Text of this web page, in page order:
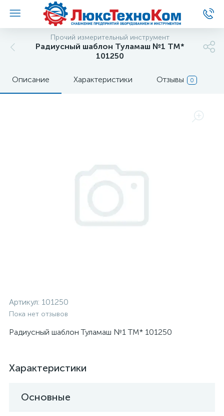
Прочий измерительный инструмент
Радиусный шаблон Туламаш №1 ТМ*
101250
Описание Характеристики Отзывы 0
Артикул: 101250
Пока нет отзывов
Радиусный шаблон Туламаш №1 ТМ* 101250
Характеристики
Основные